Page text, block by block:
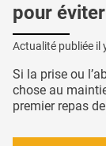
pour
Actualité publiée il
Si la prise ou
chose au
premier repas